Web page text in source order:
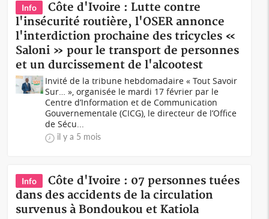
Info
Côte d'Ivoire : Lutte contre
l'insécurité routière, l'OSER annonce
l'interdiction prochaine des tricycles «
Saloni » pour le transport de personnes
et un durcissement de l'alcootest
Invité de la tribune hebdomadaire « Tout Savoir
Sur… », organisée le mardi 17 février par le
Centre d’Information et de Communication
Gouvernementale (CICG), le directeur de l’Office
de Sécu...
il y a 5 mois
Info
Côte d'Ivoire : 07 personnes tuées
dans des accidents de la circulation
survenus à Bondoukou et Katiola